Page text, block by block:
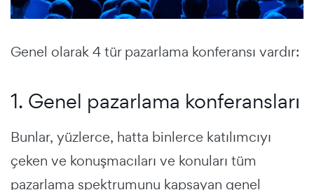
Genel olarak 4 tür pazarlama konferansı vardır:
1. Genel pazarlama konferansları
Bunlar, yüzlerce, hatta binlerce katılımcıyı
çeken ve konuşmacıları ve konuları tüm
pazarlama spektrumunu kapsayan genel